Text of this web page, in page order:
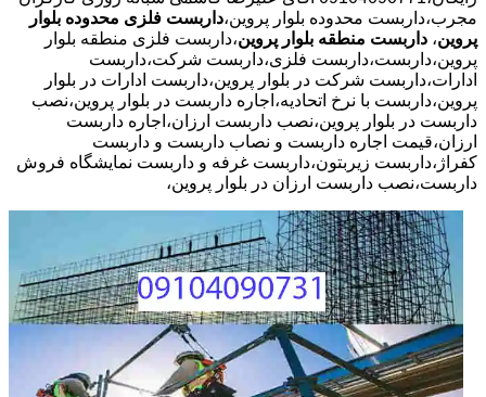
مجرب،داربست محدوده بلوار پروین،داربست فلزی محدوده بلوار
پروین، داربست منطقه بلوار پروین،داربست فلزی منطقه بلوار
پروین،داربست،داربست فلزی،داربست شرکت،داربست
ادارات،داربست شرکت در بلوار پروین،داربست ادارات در بلوار
پروین،داربست با نرخ اتحادیه،اجاره داربست در بلوار پروین،نصب
داربست در بلوار پروین،نصب داربست ارزان،اجاره داربست
ارزان،قیمت اجاره داربست و نصاب داربست و داربست
کفراژ،داربست زیربتون،داربست غرفه و داربست نمایشگاه فروش
داربست،نصب داربست ارزان در بلوار پروین،